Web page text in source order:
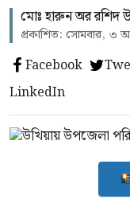
‎মোঃ হারুন অর রশিদ
প্রকাশিত: সোমবার, ৩
Facebook
LinkedIn